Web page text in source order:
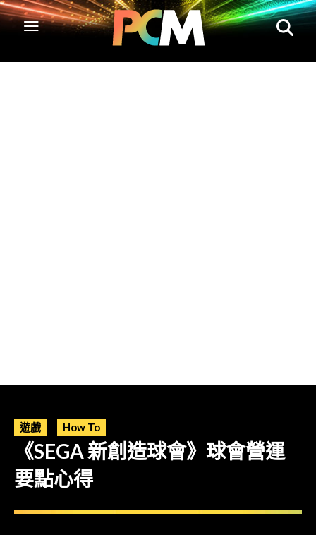
遊戲 How To
《SEGA 新創造球會》球會營運
要點心得